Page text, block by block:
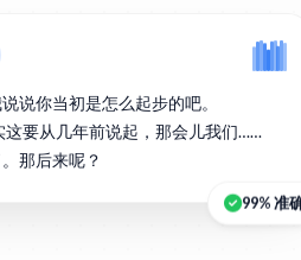
说你当初是怎么起步的吧。
这要从几年前说起，那会儿我们……
那后来呢？
99% 准